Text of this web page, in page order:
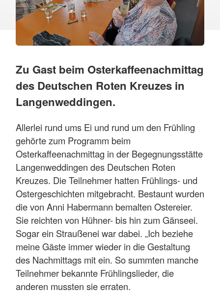
Zu Gast beim Osterkaffeenachmittag
des Deutschen Roten Kreuzes in
Langenweddingen.
Allerlei rund ums Ei und rund um den Frühling
gehörte zum Programm beim
Osterkaffeenachmittag in der Begegnungsstätte
Langenweddingen des Deutschen Roten
Kreuzes. Die Teilnehmer hatten Frühlings- und
Ostergeschichten mitgebracht. Bestaunt wurden
die von Anni Habermann bemalten Ostereier.
Sie reichten von Hühner- bis hin zum Gänseei.
Sogar ein Straußenei war dabei. „Ich beziehe
meine Gäste immer wieder in die Gestaltung
des Nachmittags mit ein. So summten manche
Teilnehmer bekannte Frühlingslieder, die
anderen mussten sie erraten.